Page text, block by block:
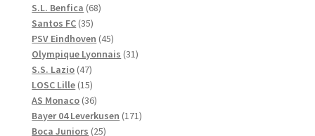
produkter
S.L. Benfica 6868
Santos FC 3535
produkter
PSV Eindhoven 4545
produkter
Olympique Lyonnais 3131
S.S. Lazio 4747
produkter
LOSC Lille 1515
produkter
AS Monaco 3636
produkter
Bayer 04 Leverkusen 171171
Boca Juniors 2525